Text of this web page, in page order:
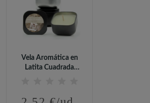
Vela Aromática en
Latita Cuadrada